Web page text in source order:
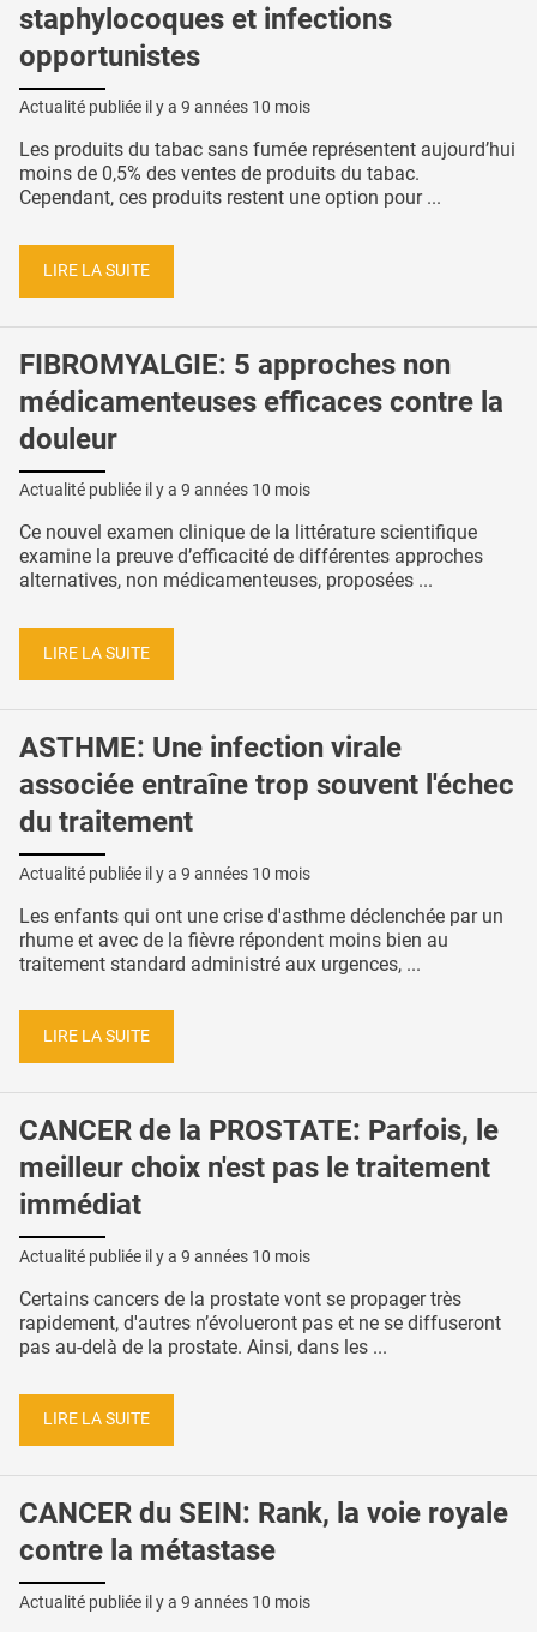
staphylocoques et infections
opportunistes
Actualité publiée il y a 9 années 10 mois
Les produits du tabac sans fumée représentent aujourd’hui
moins de 0,5% des ventes de produits du tabac.
Cependant, ces produits restent une option pour ...
LIRE LA SUITE
FIBROMYALGIE: 5 approches non
médicamenteuses efficaces contre la
douleur
Actualité publiée il y a 9 années 10 mois
Ce nouvel examen clinique de la littérature scientifique
examine la preuve d’efficacité de différentes approches
alternatives, non médicamenteuses, proposées ...
LIRE LA SUITE
ASTHME: Une infection virale
associée entraîne trop souvent l'échec
du traitement
Actualité publiée il y a 9 années 10 mois
Les enfants qui ont une crise d'asthme déclenchée par un
rhume et avec de la fièvre répondent moins bien au
traitement standard administré aux urgences, ...
LIRE LA SUITE
CANCER de la PROSTATE: Parfois, le
meilleur choix n'est pas le traitement
immédiat
Actualité publiée il y a 9 années 10 mois
Certains cancers de la prostate vont se propager très
rapidement, d'autres n’évolueront pas et ne se diffuseront
pas au-delà de la prostate. Ainsi, dans les ...
LIRE LA SUITE
CANCER du SEIN: Rank, la voie royale
contre la métastase
Actualité publiée il y a 9 années 10 mois